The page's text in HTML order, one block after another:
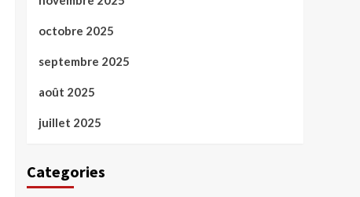
octobre 2025
septembre 2025
août 2025
juillet 2025
Categories